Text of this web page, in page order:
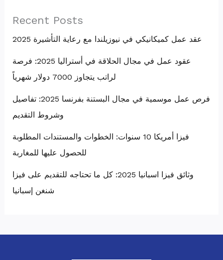
Recent Posts
عقد عمل كميكانيكي في نيوزيلندا مع رعاية التأشيرة 2025
عقود عمل في مجال الحلاقة في أستراليا 2025: فرصة
لراتب يتجاوز 7000 دولار شهرياً
فرص عمل موسمية في مجال البستنة بفرنسا 2025: تفاصيل
وشروط التقديم
فيزا أمريكا 10 سنوات: الخطوات والمستندات المطلوبة
للحصول عليها للمغاربة
وثائق فيزا اسبانيا 2025: كل ما تحتاجه للتقديم على فيزا
شنغن إسبانيا